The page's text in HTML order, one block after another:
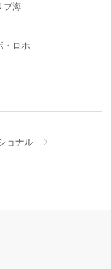
ブ海
・ロホ
ョナル